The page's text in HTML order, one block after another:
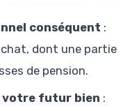
conséquent :
dont une partie
de pension.
votre futur bien :